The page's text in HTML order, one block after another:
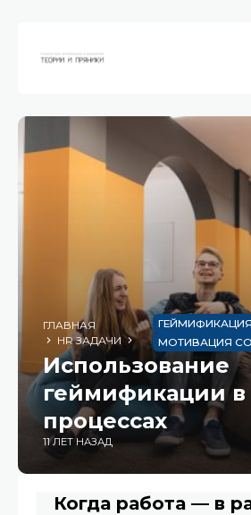
ГЛАВНАЯ
HR ЗАДАЧИ
ГЕЙМИФИКАЦИЯ
МОТИВАЦИЯ
Использование
геймификации в
процессах
11 ЛЕТ НАЗАД
Когда работа — в